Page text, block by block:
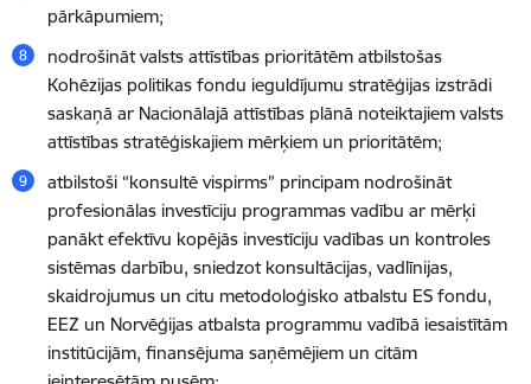
pārkāpumiem;
nodrošināt valsts attīstības prioritātēm atbilstošas
Kohēzijas politikas fondu ieguldījumu stratēģijas izstrādi
saskaņā ar Nacionālajā attīstības plānā noteiktajiem valsts
attīstības stratēģiskajiem mērķiem un prioritātēm;
atbilstoši “konsultē vispirms” principam nodrošināt
profesionālas investīciju programmas vadību ar mērķi
panākt efektīvu kopējās investīciju vadības un kontroles
sistēmas darbību, sniedzot konsultācijas, vadlīnijas,
skaidrojumus un citu metodoloģisko atbalstu ES fondu,
EEZ un Norvēģijas atbalsta programmu vadībā iesaistītām
institūcijām, finansējuma saņēmējiem un citām